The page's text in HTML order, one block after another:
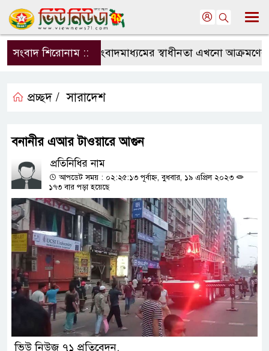
সংবাদ শিরোনাম ::সংবাদমাধ্যমের স্বাধীনতা এখনো আক্রমণের
প্রচ্ছদ / সারাদেশ
বনানীর এআর টাওয়ারে আগুন
প্রতিনিধির নাম
আপডেট সময় : ০২:২৫:১৩ পূর্বাহ্ন, বুধবার, ১৯ এপ্রিল ২০২৩
১৭৩ বার পড়া হয়েছে
ভিউ নিউজ ৭১ প্রতিবেদন,